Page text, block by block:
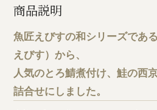
商品説明
魚匠えびすの和シリーズであ
えびす）から、
人気のとろ鯖煮付け、鮭の西
詰合せにしました。